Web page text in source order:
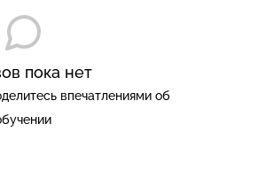
пока нет
впечатлениями об